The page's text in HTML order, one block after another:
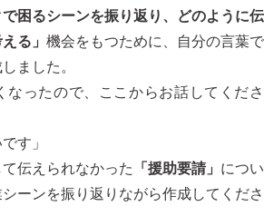
困るシーンを振り返り、どのように伝
る」 機会をもつために、自分の言葉で
ました。
なったので、ここからお話してくださ
す」
伝えられなかった
「援助要請」 につい
ーンを振り返りながら作成してくださ